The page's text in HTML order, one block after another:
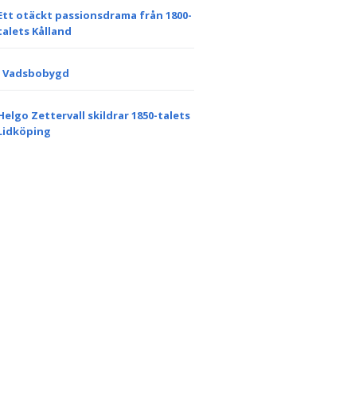
otäckt passionsdrama från 1800-
Kålland
Vadsbobygd
Zettervall skildrar 1850-talets